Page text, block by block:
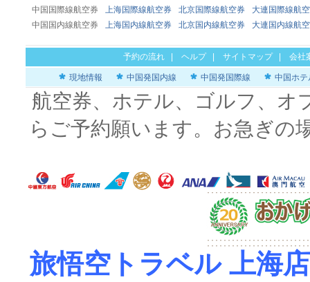
中国国際線航空券
上海国際線航空券 北京国際線航空券
大連国際線航
中国国内線航空券
上海国内線航空券 北京国内線航空券 大連国内線航
予約の流れ ヘルプ| サイトマップ| 会社
現地情報 中国発国内線 中国発国際線 中国ホテ
航空券、ホテル、ゴルフ、オ
らご予約願います。お急ぎの
旅悟空トラベル 上海店